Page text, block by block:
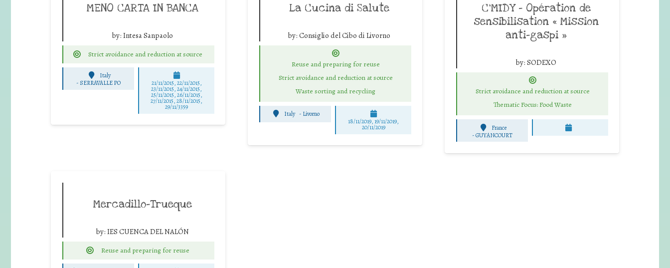
MENO CARTA IN BANCA
by: Intesa Sanpaolo
Strict avoidance and reduction at source
Italy
- SERRAVALLE PO 21/11/2015, 22/11/2015,
23/11/2015, 24/11/2015,
25/11/2015, 26/11/2015,
27/11/2015, 28/11/2015,
29/11/3359
La Cucina di Salute
by: Consiglio del Cibo di Livorno
Reuse and preparing for reuse
Strict avoidance and reduction at source
Waste sorting and recycling
Italy - Livorno
18/11/2019, 19/11/2019,
20/11/2019
C’MIDY – Opération de
sensibilisation « Mission
anti-gaspi »
by: SODEXO
Strict avoidance and reduction at source
Thematic Focus: Food Waste
France
-GUYANCOURT
Mercadillo-Trueque
by: IES CUENCA DEL NALÓN
Reuse and preparing for reuse